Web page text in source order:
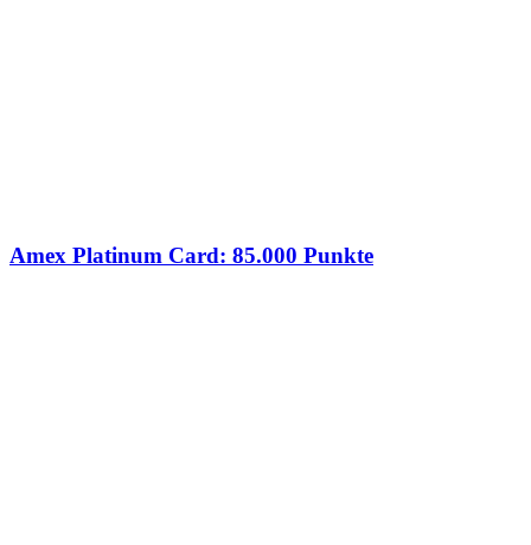
Amex Platinum Card: 85.000 Punkte